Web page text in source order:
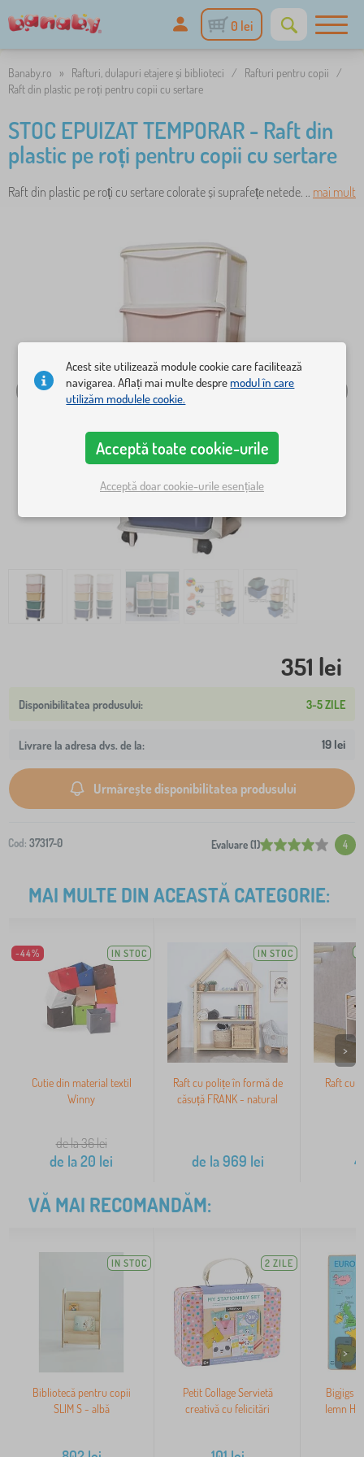
0 lei
Banaby.ro » Rafturi, dulapuri etajere și biblioteci / Rafturi pentru copii
/
Raft din plastic pe roți pentru copii cu sertare
STOC EPUIZAT TEMPORAR - Raft din
plastic pe roți pentru copii cu sertare
Raft din plastic pe roți cu sertare colorate și suprafețe netede. .. mai mult
351 lei
3-5 ZILE
Livrare la adresa dvs. de la: 19 lei
Urmărește disponibilitatea produsului
Cod: 37317-0 Evaluare (1) 4
MAI MULTE DIN ACEASTĂ CATEGORIE:
-44% IN STOC
Cutie din material textil
Winny
de la 36lei
de la20 lei
IN STOC
Raft cu polițe în formă de
căsuță FRANK - natural
de la969 lei
Raft cu
>
VĂ MAI RECOMANDĂM:
IN STOC
Bibliotecă pentru copii
SLIM S - albă
2 ZILE
Petit Collage Servietă
creativă cu felicitări
Bigjigs
lemn
>
Acest site utilizează module cookie care facilitează
navigarea. Aflați mai multe despremodul în care
utilizăm modulele cookie.
Acceptă toate cookie-urile
Acceptă doar cookie-urile esențiale